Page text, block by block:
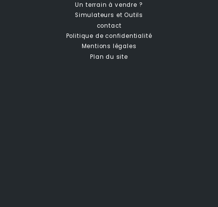
Un terrain à vendre ?
Simulateurs et Outils
contact
Politique de confidentialité
Mentions légales
Plan du site